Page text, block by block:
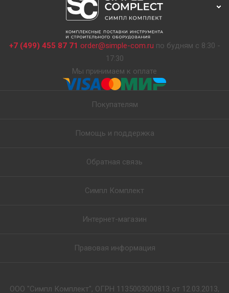
+7 (499) 455 87 71 order@simple-com.ru по будням с 8:30 -
17:30
Мы принимаем к оплате
Покупателям
Помощь и поддержка
Обратная связь
Симпл Комплект
Интернет-магазин
Правовая информация
ООО "Симпл Комплект", ОГРН 1135003000813 от 12.03.2013,